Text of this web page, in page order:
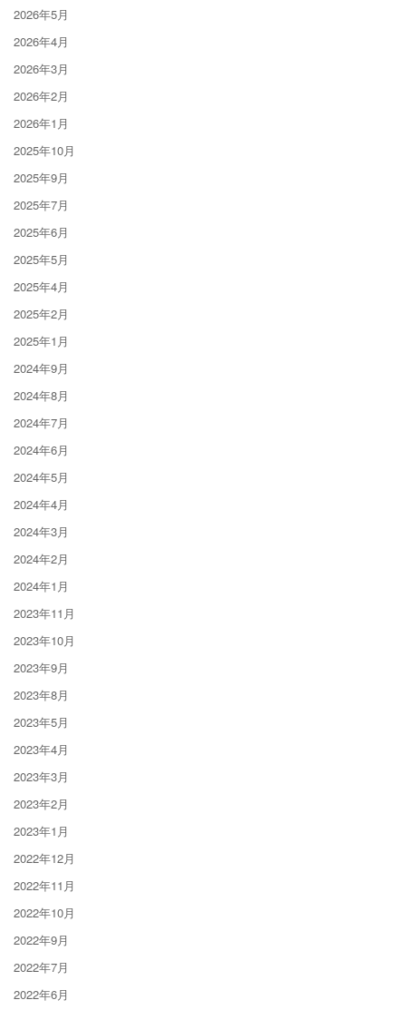
2026年5月
2026年4月
2026年3月
2026年2月
2026年1月
2025年10月
2025年9月
2025年7月
2025年6月
2025年5月
2025年4月
2025年2月
2025年1月
2024年9月
2024年8月
2024年7月
2024年6月
2024年5月
2024年4月
2024年3月
2024年2月
2024年1月
2023年11月
2023年10月
2023年9月
2023年8月
2023年5月
2023年4月
2023年3月
2023年2月
2023年1月
2022年12月
2022年11月
2022年10月
2022年9月
2022年7月
2022年6月